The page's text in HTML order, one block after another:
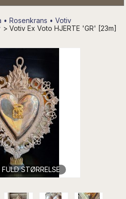
• Rosenkrans • Votiv
> Votiv Ex Voto HJERTE 'GR' [23m]
FULD STØRRELSE